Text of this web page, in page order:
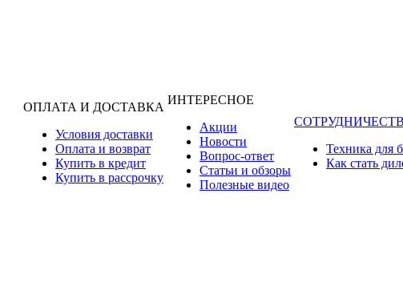
ОПЛАТА И ДОСТАВКА
Условия доставки
Оплата и возврат
Купить в кредит
Купить в рассрочку
ИНТЕРЕСНОЕ
Акции
Новости
Вопрос-ответ
Статьи и обзоры
Полезные видео
Техника для
Как стать